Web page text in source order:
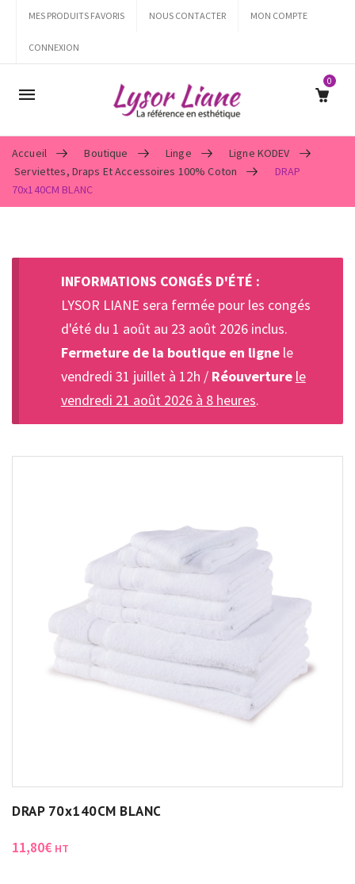
MES PRODUITS FAVORIS NOUS CONTACTER MON COMPTE
CONNEXION
Mobile
0
Accueil Boutique Linge
Ligne KODEV
Serviettes, Draps Et Accessoires 100% Coton
DRAP
70x140CM BLANC
INFORMATIONS CONGÉS D'ÉTÉ :
LYSOR LIANE sera fermée pour les congés
d'été du 1 août au 23 août 2026 inclus.
Fermeture de la boutique en lignele
vendredi 31 juillet à 12h / Réouverture le
vendredi 21 août 2026 à 8 heures.
DRAP 70x140CM BLANC
11,80€ HT